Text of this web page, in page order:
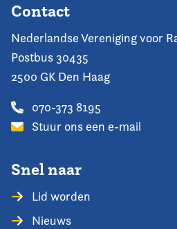
Contact
Nederlandse Vereniging voor
Postbus 30435
2500 GK Den Haag
070-373 8195
Stuur ons een e-mail
Snel naar
Lid worden
Nieuws